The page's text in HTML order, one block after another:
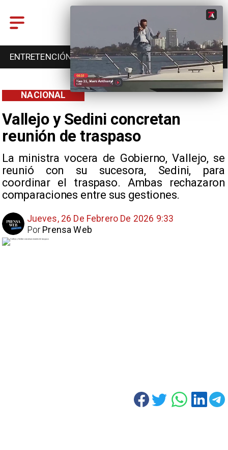
ENTRETENCIÓN DEPORTES CULTURA
Vallejo y Sedini concretan
reunión de traspaso
La ministra vocera de Gobierno, Vallejo, se
reunió con su sucesora, Sedini, para
coordinar el traspaso. Ambas rechazaron
comparaciones entre sus gestiones.
NACIONAL
Jueves, 26 De Febrero De 2026 9:33
Prensa Web
Por